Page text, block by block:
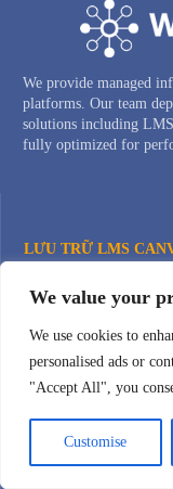
We value your
We use cookies to
personalised ads or
"Accept All", you
Customise
We provide managed
platforms. Our team
solutions including
fully optimized for
LƯU TRỮ LMS
MÁY CHỦ VPS ĐÁM
Chính sách bảo mật